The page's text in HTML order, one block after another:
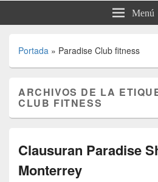
Menú
Portada » Paradise Club fitness
ARCHIVOS DE LA
CLUB FITNESS
Clausuran Paradise
Monterrey